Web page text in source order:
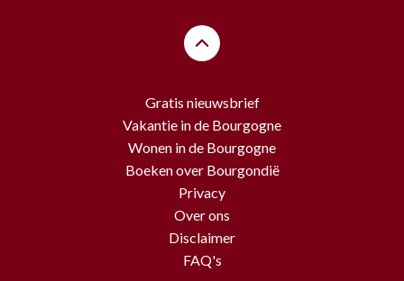
Gratis nieuwsbrief
Vakantie in de Bourgogne
Wonen in de Bourgogne
Boeken over Bourgondië
Privacy
Over ons
Disclaimer
FAQ's